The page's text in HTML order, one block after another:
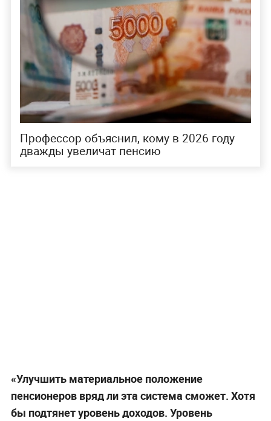
Профессор объяснил, кому в 2026 году
дважды увеличат пенсию
«Улучшить материальное положение
пенсионеров вряд ли эта система сможет. Хотя
бы подтянет уровень доходов. Уровень